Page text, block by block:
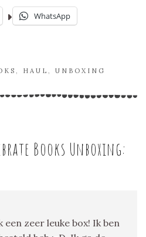
WhatsApp
HAUL UNBOXING
Books Unboxing:
een zeer leuke box! Ik ben